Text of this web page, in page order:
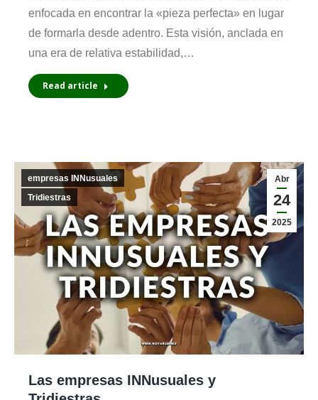
enfocada en encontrar la «pieza perfecta» en lugar
de formarla desde adentro. Esta visión, anclada en
una era de relativa estabilidad,…
Read article
Abr
24
2025
empresas INNusuales
Tridiestras
Las empresas INNusuales y